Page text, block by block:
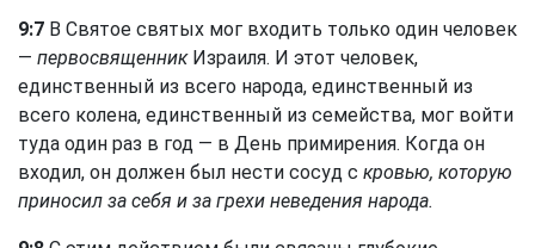
9:7 В Святое святых мог входить только один человек
— первосвященникИзраиля. И этот человек,
единственный из всего народа, единственный из
всего колена, единственный из семейства, мог войти
туда один раз в год — в День примирения. Когда он
входил, он должен был нести сосуд с кровью, которую
приносил за себя и за грехи неведения народа.